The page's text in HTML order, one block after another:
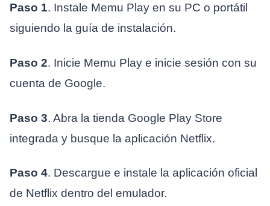
Paso 1. Instale Memu Play en su PC o portátil
siguiendo la guía de instalación.
Paso 2. Inicie Memu Play e inicie sesión con su
cuenta de Google.
Paso 3. Abra la tienda Google Play Store
integrada y busque la aplicación Netflix.
Paso 4. Descargue e instale la aplicación oficial
de Netflix dentro del emulador.